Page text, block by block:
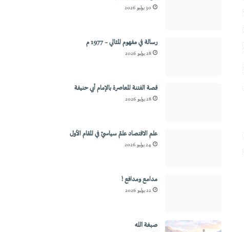
30 يوليو 2026
رسالة في مفهوم المثالي – 1977 م
28 يوليو 2026
قصة الفتنة المعاصرة بالإمام أبي حنيفة
28 يوليو 2026
علم الاقتصاد علمٌ سياسيٌ في المقام الأول
24 يوليو 2026
مدامع ومدافع !
22 يوليو 2026
صبغة الله